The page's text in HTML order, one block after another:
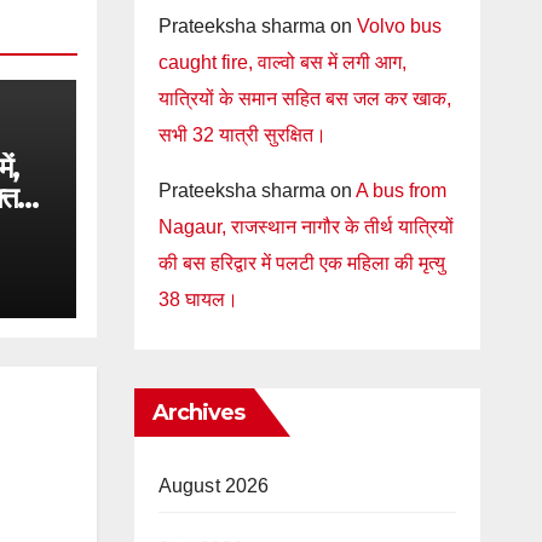
जल
Prateeksha sharma on Volvo bus
caught fire, वाल्वो बस में लगी आग,
यात्रियों के समान सहित बस जल कर खाक,
सभी 32 यात्री सुरक्षित।
Prateeksha sharma on A bus from
Nagaur, राजस्थान नागौर के तीर्थ यात्रियों
की बस हरिद्वार में पलटी एक महिला की मृत्यु
38 घायल।
Archives
August 2026